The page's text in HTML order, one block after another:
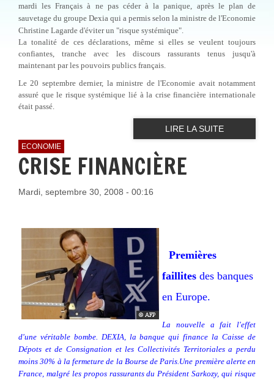
mardi les Français à ne pas céder à la panique, après le plan de
sauvetage du groupe Dexia qui a permis selon la ministre de l'Economie
Christine Lagarde d'éviter un "risque systémique".
La tonalité de ces déclarations, même si elles se veulent toujours
confiantes, tranche avec les discours rassurants tenus jusqu'à
maintenant par les pouvoirs publics français.
Le 20 septembre dernier, la ministre de l'Economie avait notamment
assuré que le risque systémique lié à la crise financière internationale
était passé.
LIRE LA SUITE
ECONOMIE
CRISE FINANCIÈRE
Mardi, septembre 30, 2008 - 00:16
Premières
faillites des banques
en Europe.
La nouvelle a fait l'effet
d'une véritable bombe. DEXIA, la banque qui finance la Caisse de
Dépots et de Consignation et les Collectivités Territoriales a perdu
moins 30% à la fermeture de la Bourse de Paris.Une première alerte en
France, malgré les propos rassurants du Président Sarkozy, qui risque